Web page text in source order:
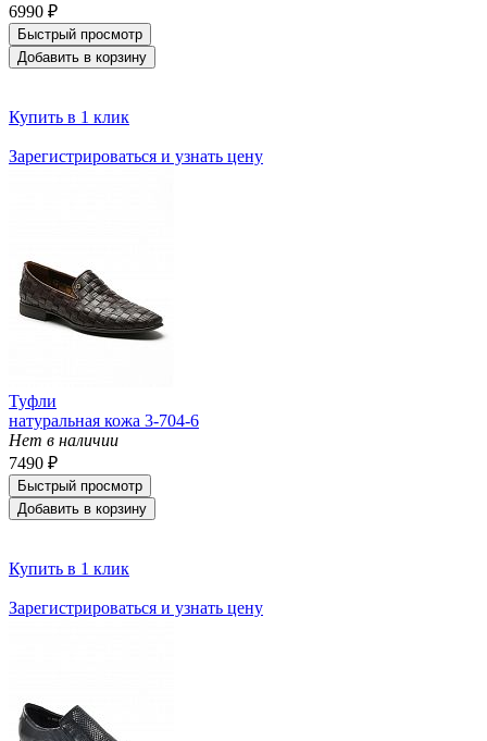
6990 ₽
Быстрый просмотр
Добавить в корзину
Купить в 1 клик
Зарегистрироваться и узнать цену
Туфли
натуральная кожа 3-704-6
Нет в наличии
7490 ₽
Быстрый просмотр
Добавить в корзину
Купить в 1 клик
Зарегистрироваться и узнать цену